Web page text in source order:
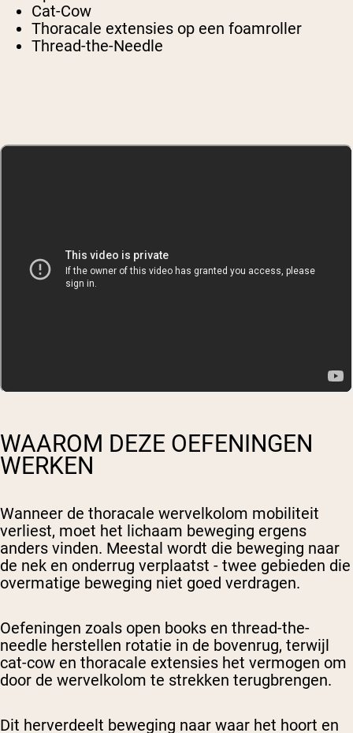
Cat-Cow
Thoracale extensies op een foamroller
Thread-the-Needle
WAAROM DEZE OEFENINGEN
WERKEN
Wanneer de thoracale wervelkolom mobiliteit
verliest, moet het lichaam beweging ergens
anders vinden. Meestal wordt die beweging naar
de nek en onderrug verplaatst - twee gebieden die
overmatige beweging niet goed verdragen.
Oefeningen zoals open books en thread-the-
needle herstellen rotatie in de bovenrug, terwijl
cat-cow en thoracale extensies het vermogen om
door de wervelkolom te strekken terugbrengen.
Dit herverdeelt beweging naar waar het hoort en